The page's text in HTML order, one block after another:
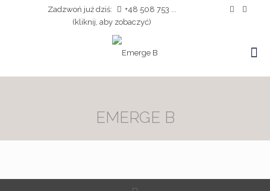
Zadzwoń już dziś:
+48 508 753 ...
(kliknij, aby zobaczyć)
EMERGE B